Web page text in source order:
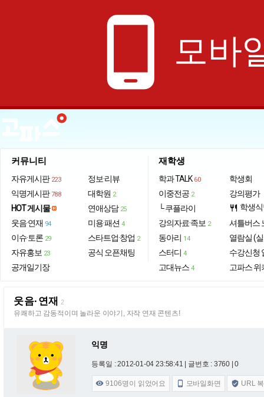
phone_android 모바
커뮤니티
자유게시판 223
익명게시판 788
HOT 게시물
웃음·연재 94
이슈·토론 29
자유홍보 23
공개일기장
정보·리뷰
대학원 2
연애상담 25
미용·패션 4
스타트업·창업 2
공식 오픈채팅
재학생
학과 TALK 60
이중전공 2
└ 쿠플라이
강의자료·족보 2
동아리 14
스터디 4
고대뉴스 4
학생회
강의평가
restaurant 학생
셔틀버스
열람실 (
수강신청
고파스 위
웃음·연재 2
유쾌하고 감동적이며 놀라운 이야기, 자작 연재 콘텐츠!
익명
등록일 : 2012-01-04 23:58:41 | 글번호 : 3760 | 0
 9106명이 읽었어요  모바일화면  URL